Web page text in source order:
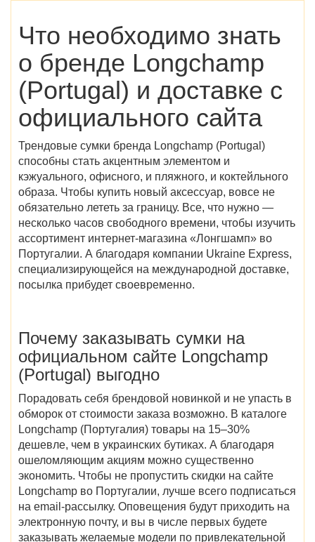
Что необходимо знать
о бренде Longchamp
(Portugal) и доставке с
официального сайта
Трендовые сумки бренда Longchamp (Portugal)
способны стать акцентным элементом и
кэжуального, офисного, и пляжного, и коктейльного
образа. Чтобы купить новый аксессуар, вовсе не
обязательно лететь за границу. Все, что нужно —
несколько часов свободного времени, чтобы изучить
ассортимент интернет-магазина «Лонгшамп» во
Португалии. А благодаря компании Ukraine Express,
специализирующейся на международной доставке,
посылка прибудет своевременно.
Почему заказывать сумки на
официальном сайте Longchamp
(Portugal) выгодно
Порадовать себя брендовой новинкой и не упасть в
обморок от стоимости заказа возможно. В каталоге
Longchamp (Португалия) товары на 15–30%
дешевле, чем в украинских бутиках. А благодаря
ошеломляющим акциям можно существенно
экономить. Чтобы не пропустить скидки на сайте
Longchamp во Португалии, лучше всего подписаться
на email-рассылку. Оповещения будут приходить на
электронную почту, и вы в числе первых будете
заказывать желаемые модели по привлекательной